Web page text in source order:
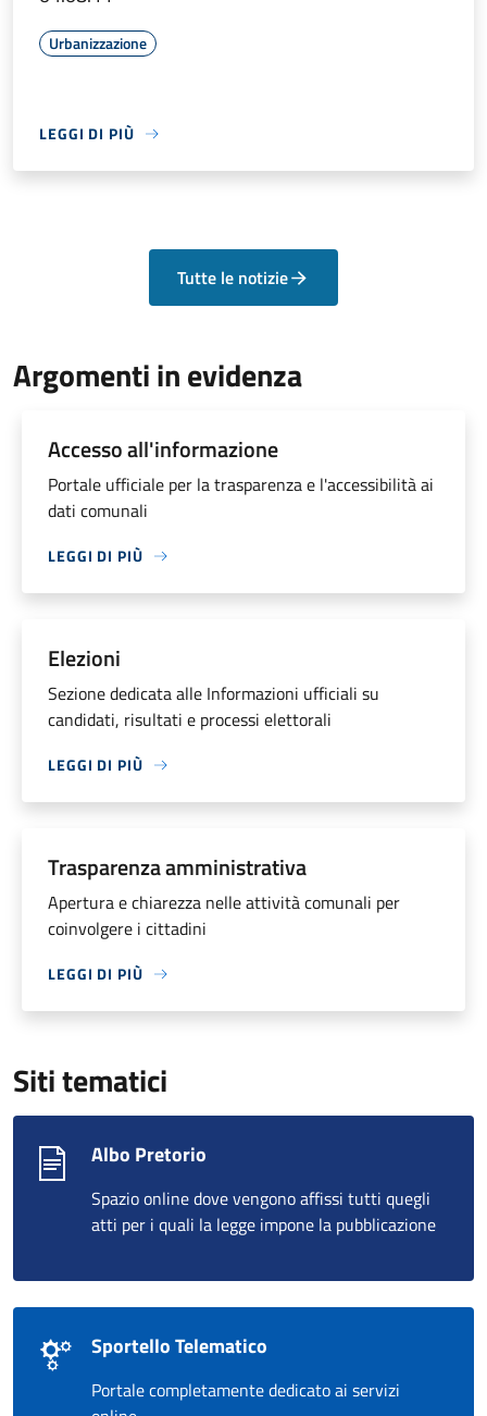
Urbanizzazione
LEGGI DI PIÙ
Tutte le notizie
Argomenti in evidenza
Accesso all'informazione
Portale ufficiale per la trasparenza e l'accessibilità ai
dati comunali
LEGGI DI PIÙ
Elezioni
Sezione dedicata alle Informazioni ufficiali su
candidati, risultati e processi elettorali
LEGGI DI PIÙ
Trasparenza amministrativa
Apertura e chiarezza nelle attività comunali per
coinvolgere i cittadini
LEGGI DI PIÙ
Siti tematici
Albo Pretorio
Spazio online dove vengono affissi tutti quegli
atti per i quali la legge impone la pubblicazione
Sportello Telematico
Portale completamente dedicato ai servizi